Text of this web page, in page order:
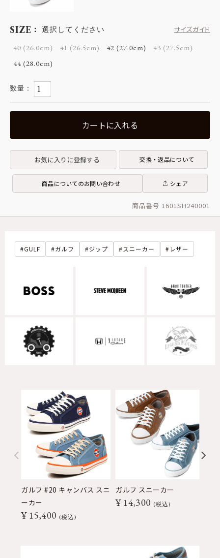
SIZE 選択してください
サイズガイド
40 (26.0cm)
41 (26.5cm) 42 (27.0cm)
43 (27.5cm)
44 (28.0cm)
カートに入れる
お気に入りに登録する 交換・返品について
商品についてのお問い合わせ シェア
商品番号 1601SH240001
GULF ガルフ ジップ スニーカー レザー
ガルフ #20 キャンバス スニ
ーカー
¥ 15,400 税込
ガルフ スニーカー
¥ 14,300 税込